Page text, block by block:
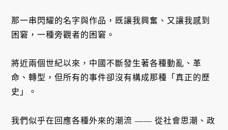
那一串閃耀的名字與作品，既讓我興奮、又讓我感到
困窘，一種旁觀者的困窘。
將近兩個世紀以來，中國不斷發生著各種動亂、革
命、轉型，但所有的事件卻沒有構成那種「真正的歷
史」。
我們似乎在回應各種外來的潮流 —— 從社會思潮、政